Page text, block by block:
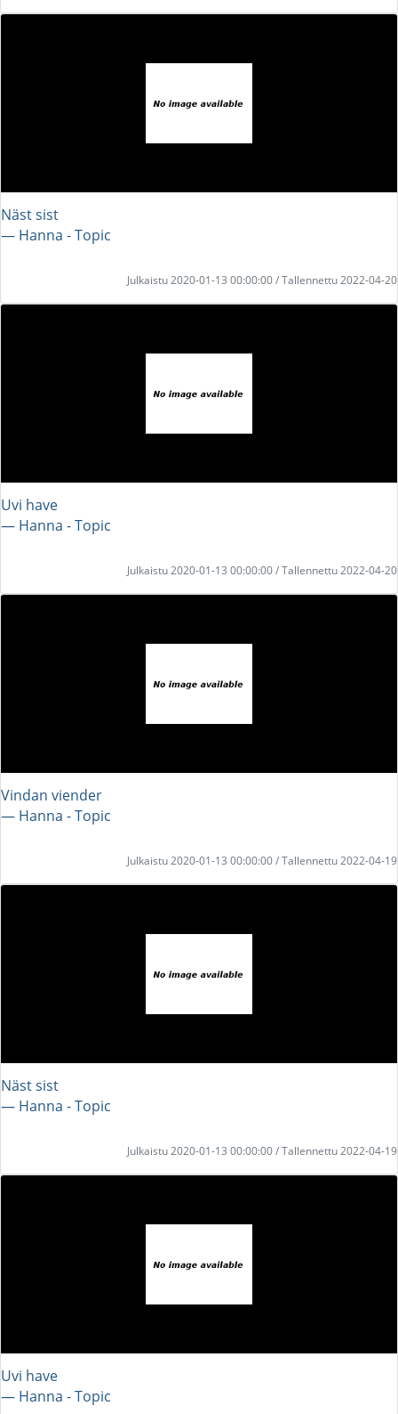
Näst sist
― Hanna - Topic
Julkaistu 2020-01-13 00:00:00 / Tallennettu 2022-04-20
Uvi have
― Hanna - Topic
Julkaistu 2020-01-13 00:00:00 / Tallennettu 2022-04-20
Vindan viender
― Hanna - Topic
Julkaistu 2020-01-13 00:00:00 / Tallennettu 2022-04-19
Näst sist
― Hanna - Topic
Julkaistu 2020-01-13 00:00:00 / Tallennettu 2022-04-19
Uvi have
― Hanna - Topic